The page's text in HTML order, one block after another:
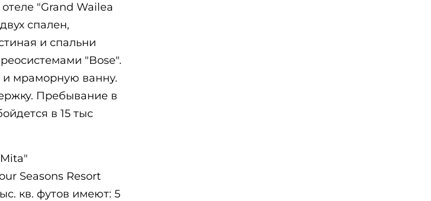
"Grand Wailea
спален,
и спальни
"Bose".
и мраморную ванну.
Пребывание в
в 15 тыс
Seasons Resort
кв. футов имеют: 5